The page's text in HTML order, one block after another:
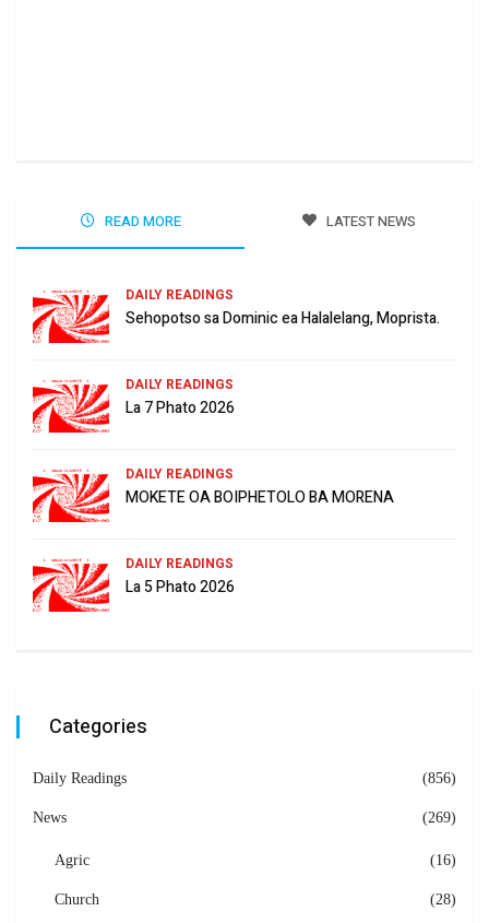
READ MORE LATEST NEWS
DAILY READINGS
Sehopotso sa Dominic ea Halalelang, Moprista.
DAILY READINGS
La 7 Phato 2026
DAILY READINGS
MOKETE OA BOIPHETOLO BA MORENA
DAILY READINGS
La 5 Phato 2026
Categories
Daily Readings (856)
News (269)
Agric (16)
Church (28)